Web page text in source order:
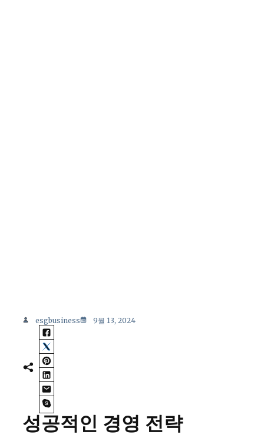
esgbusiness 9월 13, 2024
성공적인 경영 전략